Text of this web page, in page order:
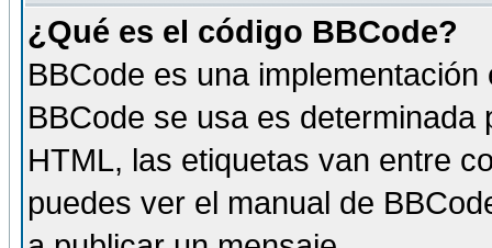
¿Qué es el código BBCode?
BBCode es una
BBCode se usa es
HTML, las etiquetas van entre
puedes ver el manual de